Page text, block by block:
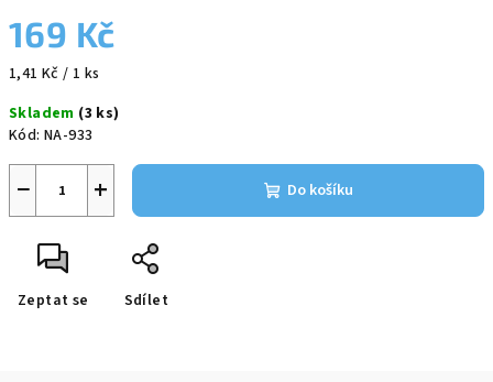
169 Kč
Měrná
1,41 Kč / 1 ks
Skladem (3 ks)
Kód: NA-933
+
− Do košíku
Zeptat se Sdílet